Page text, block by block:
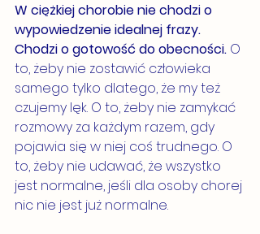
W ciężkiej chorobie nie chodzi o
wypowiedzenie idealnej frazy.
Chodzi o gotowość do obecności. O
to, żeby nie zostawić człowieka
samego tylko dlatego, że my też
czujemy lęk. O to, żeby nie zamykać
rozmowy za każdym razem, gdy
pojawia się w niej coś trudnego. O
to, żeby nie udawać, że wszystko
jest normalne, jeśli dla osoby chorej
nic nie jest już normalne.